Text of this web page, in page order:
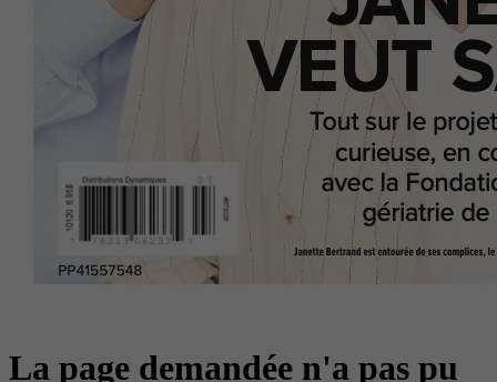
La page demandée n'a pas pu